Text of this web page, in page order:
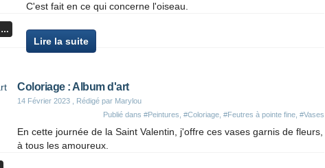
…
C'est fait en ce qui concerne l'oiseau.
Lire la suite
Coloriage : Album d'art
14 Février 2023 , Rédigé par Marylou
Publié dans #Peintures #Coloriage #Feutres à pointe fine #Vases
En cette journée de la Saint Valentin, j'offre ces vases garnis de fleurs,
à tous les amoureux.